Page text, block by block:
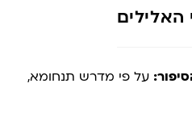
האלילים
על פי מדרש תנחומא,